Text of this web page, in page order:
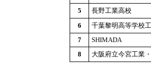
5
長野工業高校
6
千葉黎明高等学校
7
SHIMADA
8
大阪府立今宮工業